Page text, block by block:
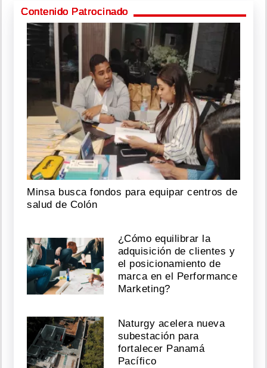
Contenido Patrocinado
Minsa busca fondos para equipar centros de
salud de Colón
¿Cómo equilibrar la
adquisición de clientes y
el posicionamiento de
marca en el Performance
Marketing?
Naturgy acelera nueva
subestación para
fortalecer Panamá
Pacífico